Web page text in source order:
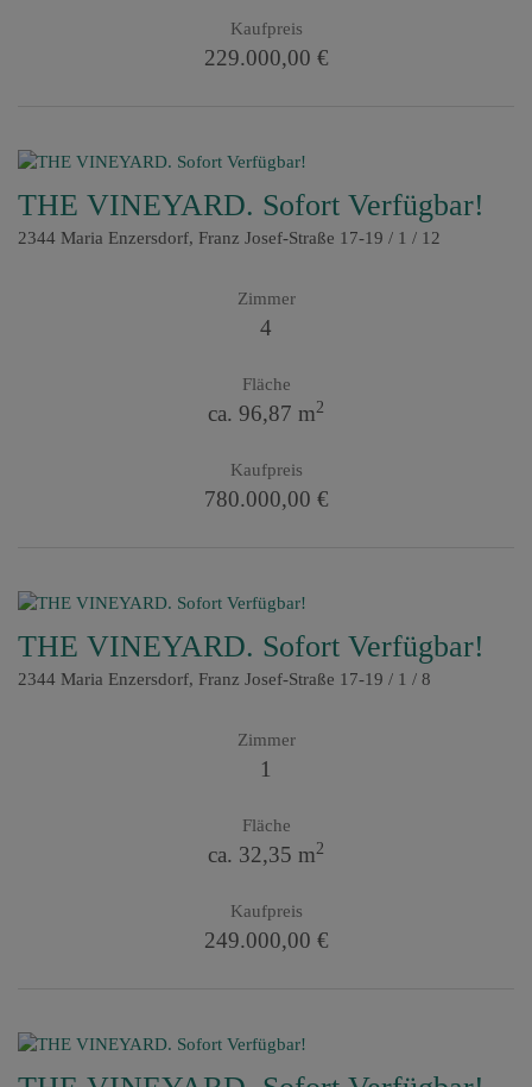
Kaufpreis
229.000,00 €
THE VINEYARD. Sofort Verfügbar!
2344 Maria Enzersdorf, Franz Josef-Straße 17-19 / 1 / 12
Zimmer
4
Fläche
ca. 96,87 m2
Kaufpreis
780.000,00 €
THE VINEYARD. Sofort Verfügbar!
2344 Maria Enzersdorf, Franz Josef-Straße 17-19 / 1 / 8
Zimmer
1
Fläche
ca. 32,35 m2
Kaufpreis
249.000,00 €